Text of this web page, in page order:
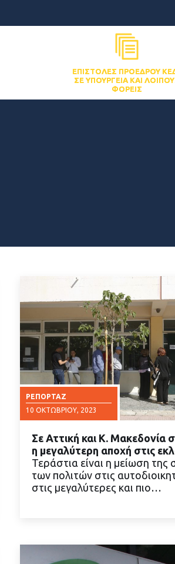
ΕΠΙΣΤΟΛΈΣ ΠΡΟΈΔΡΟΥ
ΣΕ ΥΠΟΥΡΓΕΊΑ ΚΑΙ
ΦΟΡΕΊΣ
ΡΕΠΟΡΤΆΖ
10 ΟΚΤΩΒΡΊΟΥ, 2023
ΔΙΑΒΑΣΤΕ
Σε Αττική και Κ. Μακεδονία
η μεγαλύτερη αποχή στις
Τεράστια είναι η μείωση της
των πολιτών στις
στις μεγαλύτερες και πιο…